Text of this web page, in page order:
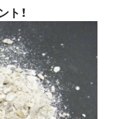
ト！